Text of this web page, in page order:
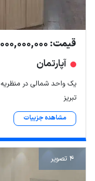
قیمت: 24,000,000,000 تومان
آپارتمان
یک واحد شمالی در منظریه ۲۰۰ متری
تبریز
مشاهده جزییات
4 تصویر